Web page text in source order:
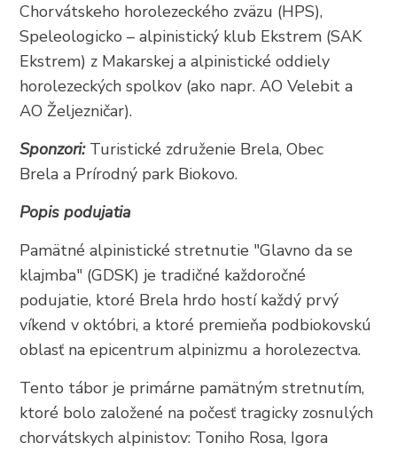
FOLLOW US
Chorvátskeho horolezeckého zväzu (HPS),
Speleologicko – alpinistický klub Ekstrem (SAK
Ekstrem) z Makarskej a alpinistické oddiely
horolezeckých spolkov (ako napr. AO Velebit a
AO Željezničar).
Sponzori: Turistické združenie Brela, Obec
Brela a Prírodný park Biokovo.
Popis podujatia
Pamätné alpinistické stretnutie "Glavno da se
klajmba" (GDSK) je tradičné každoročné
podujatie, ktoré Brela hrdo hostí každý prvý
víkend v októbri, a ktoré premieňa podbiokovskú
oblasť na epicentrum alpinizmu a horolezectva.
Tento tábor je primárne pamätným stretnutím,
ktoré bolo založené na počesť tragicky zosnulých
chorvátskych alpinistov: Toniho Rosa, Igora